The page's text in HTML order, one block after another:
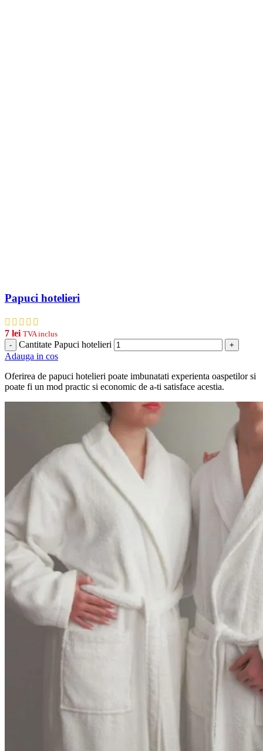
Papuci hotelieri
7 lei TVA inclus
-
Cantitate Papuci hotelieri +
Adauga in cos
Oferirea de papuci hotelieri poate imbunatati experienta oaspetilor si
poate fi un mod practic si economic de a-ti satisface acestia.